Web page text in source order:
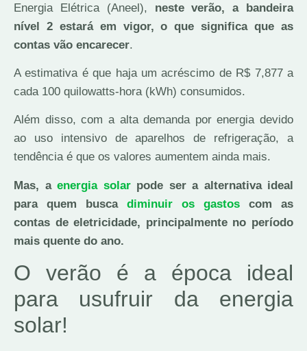
Energia Elétrica (Aneel), neste verão, a bandeira
nível 2 estará em vigor, o que significa que as
contas vão encarecer.
A estimativa é que haja um acréscimo de R$ 7,877 a
cada 100 quilowatts-hora (kWh) consumidos.
Além disso, com a alta demanda por energia devido
ao uso intensivo de aparelhos de refrigeração, a
tendência é que os valores aumentem ainda mais.
Mas, a energia solarpode ser a alternativa ideal
para quem busca diminuir os gastos com as
contas de eletricidade, principalmente no período
mais quente do ano.
O verão é a época ideal
para usufruir da energia
solar!